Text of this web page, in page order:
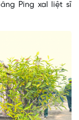
Ping xal liệt sĩ